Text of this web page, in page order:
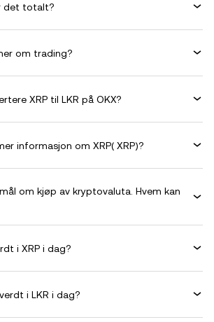
det totalt?
om trading?
XRP til LKR på OKX?
informasjon om XRP( XRP)?
om kjøp av kryptovaluta. Hvem kan
i XRP i dag?
i LKR i dag?